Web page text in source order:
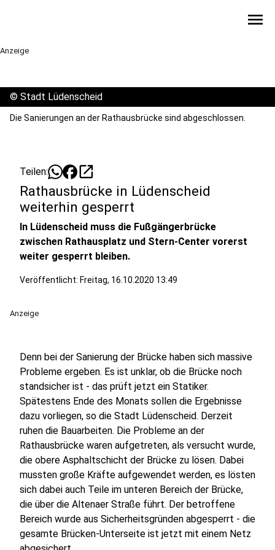
menu
Anzeige
© Stadt Lüdenscheid
Die Sanierungen an der Rathausbrücke sind abgeschlossen.
Teilen: open_in_new
Rathausbrücke in Lüdenscheid
weiterhin gesperrt
In Lüdenscheid muss die Fußgängerbrücke
zwischen Rathausplatz und Stern-Center vorerst
weiter gesperrt bleiben.
Veröffentlicht: Freitag, 16.10.2020 13:49
Anzeige
Denn bei der Sanierung der Brücke haben sich massive
Probleme ergeben. Es ist unklar, ob die Brücke noch
standsicher ist - das prüft jetzt ein Statiker.
Spätestens Ende des Monats sollen die Ergebnisse
dazu vorliegen, so die Stadt Lüdenscheid. Derzeit
ruhen die Bauarbeiten. Die Probleme an der
Rathausbrücke waren aufgetreten, als versucht wurde,
die obere Asphaltschicht der Brücke zu lösen. Dabei
mussten große Kräfte aufgewendet werden, es lösten
sich dabei auch Teile im unteren Bereich der Brücke,
die über die Altenaer Straße führt. Der betroffene
Bereich wurde aus Sicherheitsgründen abgesperrt - die
gesamte Brücken-Unterseite ist jetzt mit einem Netz